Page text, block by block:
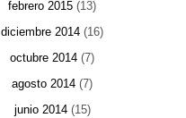
febrero 2015 (13)
diciembre 2014 (16)
octubre 2014 (7)
agosto 2014 (7)
junio 2014(15)